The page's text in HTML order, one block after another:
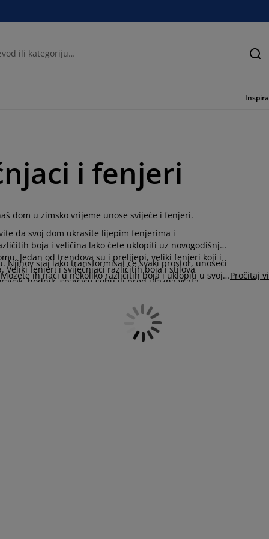
i fenjeri
dom u zimsko vrijeme unose svijeće i fenjeri.
da svoj dom ukrasite lijepim fenjerima i
boja i veličina lako ćete uklopiti uz novogodišnje
Jedan od trendova su i prelijepi, veliki fenjeri koji i
Veliki fenjeri i svijećnjaci različitih boja i stilova
hodnik, spavaću sobu ili pred ulazna vrata.
Njihov sjaj lako transformisat će svaki prostor, unoseći
ih naći u nekoliko različitih boja i uklopiti u svoju Pročitaj